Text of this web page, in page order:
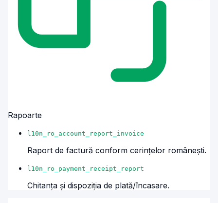
Rapoarte
l10n_ro_account_report_invoice
Raport de factură conform cerințelor românești.
l10n_ro_payment_receipt_report
Chitanța și dispoziția de plată/încasare.